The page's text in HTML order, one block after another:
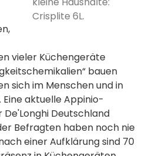
Crisplite 6L.
vieler Küchengeräte
bauen
sich im Menschen und in
aktuelle Appinio-
Deutschland
Befragten haben noch nie
einer Aufklärung sind 70